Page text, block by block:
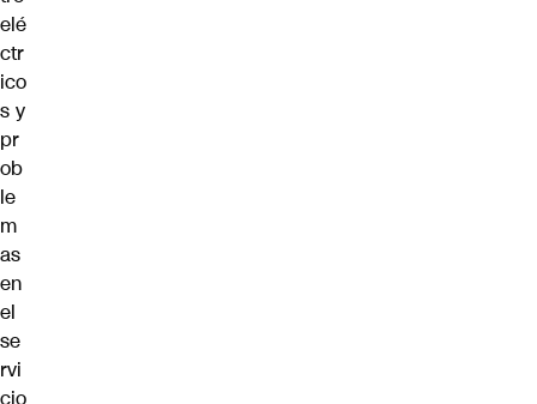
elé
ctr
ico
s y
pr
ob
le
m
as
en
el
se
rvi
cio